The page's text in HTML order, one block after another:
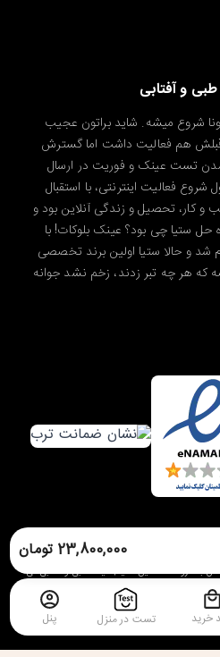
23,800,000 تومان
و آفتابی
شروع میشه. شاید براتون عجیب
قبلش هم فعالیت داشت اما گسترش
تست عینک و فوریت در ارسال
فعالیت اینترنتی، با استقبال
و کار، تحصیل و زندگی آنلاین بود و
ستیا چی بود؟ عینک بلوکات! با
شد و حالا ستیا اولین برند تخصصی
که هر چه تبر زدند، زخم نشد جوانه
طراحی سایت
بهفروشگاه آنلاین ستیا | عینک طبی و آفتابیمی
خرید تست در منزل پنل